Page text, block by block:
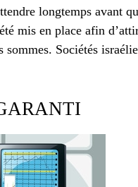
longtemps avant
mis en place afin
Sociétés